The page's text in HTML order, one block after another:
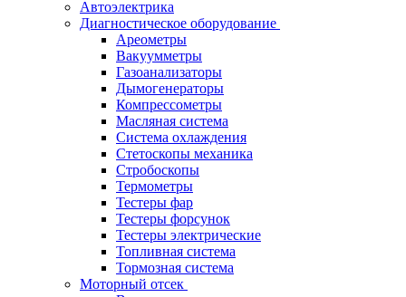
Автоэлектрика
Диагностическое оборудование
Ареометры
Вакуумметры
Газоанализаторы
Дымогенераторы
Компрессометры
Масляная система
Система охлаждения
Стетоскопы механика
Стробоскопы
Термометры
Тестеры фар
Тестеры форсунок
Тестеры электрические
Топливная система
Тормозная система
Моторный отсек